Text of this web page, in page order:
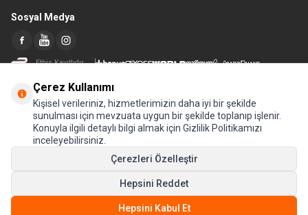
Sosyal Medya
Etbis Kayıtlıdır
© Tüm hakları saklıdır.
Çerez Kullanımı
Kişisel verileriniz, hizmetlerimizin daha iyi bir şekilde
sunulması için mevzuata uygun bir şekilde toplanıp işlenir.
Konuyla ilgili detaylı bilgi almak için Gizlilik Politikamızı
inceleyebilirsiniz.
Çerezleri Özelleştir
Hepsini Reddet
Hepsini Kabul Et